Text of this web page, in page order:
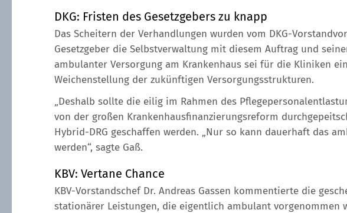
DKG: Fristen des Gesetzgebers zu knapp
Das Scheitern der Verhandlungen wurden vom DKG-
Gesetzgeber die Selbstverwaltung mit diesem Auftrag und
ambulanter Versorgung am Krankenhaus sei für die Kliniken
Weichenstellung der zukünftigen Versorgungsstrukturen.
„Deshalb sollte die eilig im Rahmen des
von der großen Krankenhausfinanzierungsreform
Hybrid-DRG geschaffen werden. „Nur so kann dauerhaft das
werden“, sagte Gaß.
KBV: Vertane Chance
KBV-Vorstandschef Dr. Andreas Gassen kommentierte die
stationärer Leistungen, die eigentlich ambulant vorgenommen